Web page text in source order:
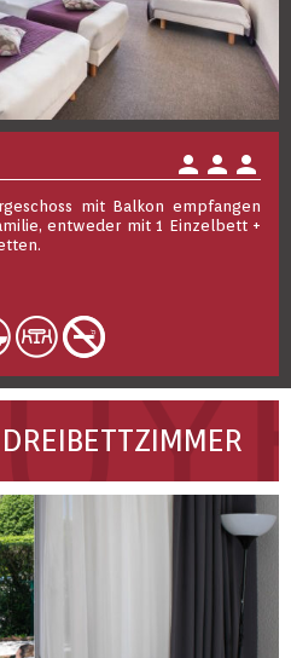
person
person
person
mit Balkon empfangen
entweder mit 1 Einzelbett +